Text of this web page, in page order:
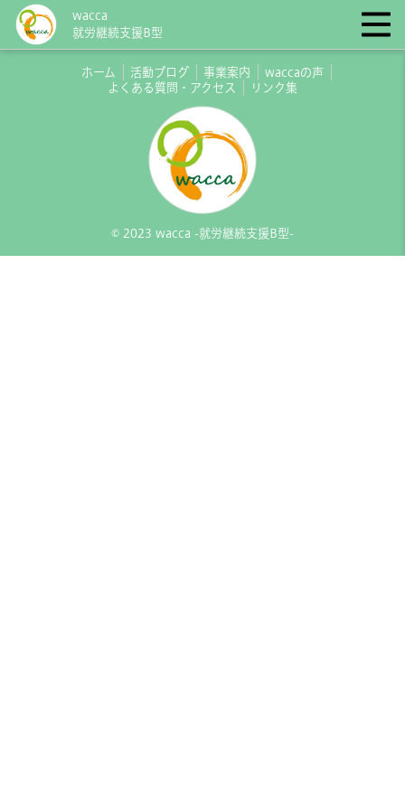
wacca
就労継続支援B型
ホーム 活動ブログ 事業案内
waccaの声
よくある質問・アクセス
リンク集
© 2023 wacca -就労継続支援B型-